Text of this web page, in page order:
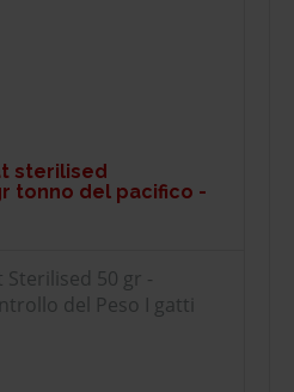
sterilised
tonno del pacifico -
Sterilised 50 gr -
del Peso I gatti